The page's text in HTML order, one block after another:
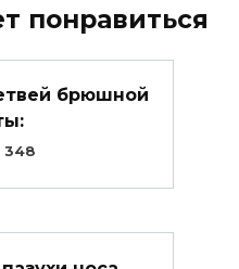
понравиться
брюшной
348